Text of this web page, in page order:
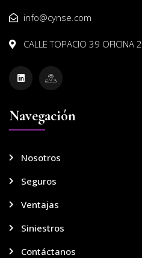
info@cynse.com
CALLE TOPACIO 39 OFICINA 2
Navegación
Nosotros
Seguros
Ventajas
Siniestros
Contáctanos